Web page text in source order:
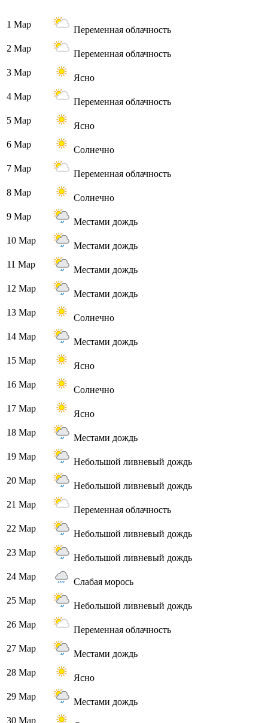
1 Мар
Переменная облачность
2 Мар
Переменная облачность
3 Мар
Ясно
4 Мар
Переменная облачность
5 Мар
Ясно
6 Мар
Солнечно
7 Мар
Переменная облачность
8 Мар
Солнечно
9 Мар
Местами дождь
10 Мар
Местами дождь
11 Мар
Местами дождь
12 Мар
Местами дождь
13 Мар
Солнечно
14 Мар
Местами дождь
15 Мар
Ясно
16 Мар
Солнечно
17 Мар
Ясно
18 Мар
Местами дождь
19 Мар
Небольшой ливневый дождь
20 Мар
Небольшой ливневый дождь
21 Мар
Переменная облачность
22 Мар
Небольшой ливневый дождь
23 Мар
Небольшой ливневый дождь
24 Мар
Слабая морось
25 Мар
Небольшой ливневый дождь
26 Мар
Переменная облачность
27 Мар
Местами дождь
28 Мар
Ясно
29 Мар
Местами дождь
30 Мар